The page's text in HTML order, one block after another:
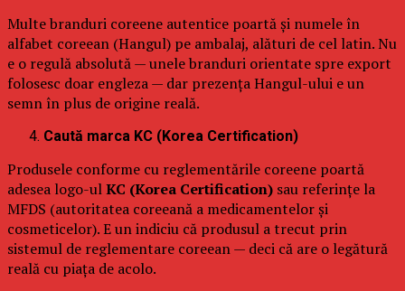
Multe branduri coreene autentice poartă și numele în
alfabet coreean (Hangul) pe ambalaj, alături de cel latin. Nu
e o regulă absolută — unele branduri orientate spre export
folosesc doar engleza — dar prezența Hangul-ului e un
semn în plus de origine reală.
Caută marca KC (Korea Certification)
Produsele conforme cu reglementările coreene poartă
adesea logo-ulKC (Korea Certification) sau referințe la
MFDS (autoritatea coreeană a medicamentelor și
cosmeticelor). E un indiciu că produsul a trecut prin
sistemul de reglementare coreean — deci că are o legătură
reală cu piața de acolo.